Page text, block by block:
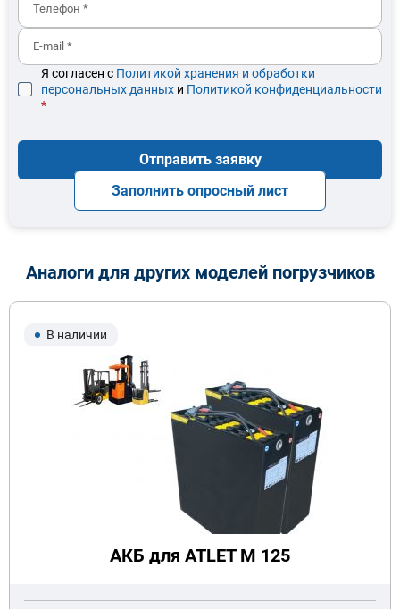
Я согласен с Политикой хранения и обработки
персональных данных и Политикой конфиденциальности
*
Отправить заявку
Заполнить опросный лист
Аналоги для других моделей погрузчиков
В наличии
АКБ для ATLET M 125